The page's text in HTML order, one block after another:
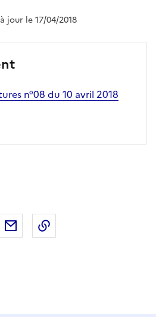
jour le 17/04/2018
n°08 du 10 avril 2018
X (anciennement Twitter)
sur LinkedIn
Partager par email